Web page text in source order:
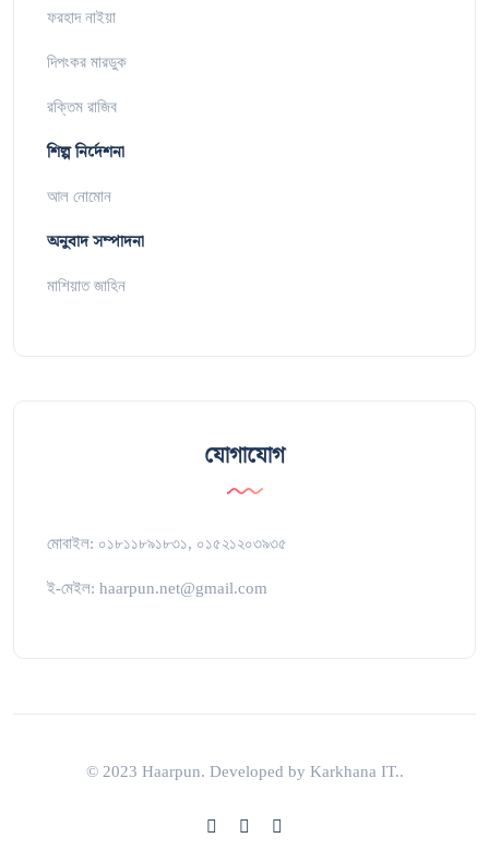
ফরহাদ নাইয়া
দিপংকর মারডুক
রক্তিম রাজিব
শিল্প নির্দেশনা
আল নোমোন
অনুবাদ সম্পাদনা
মাশিয়াত জাহিন
যোগাযোগ
মোবাইল: ০১৮১১৮৯১৮৩১, ০১৫২১২০৩৯৩৫
ই-মেইল: haarpun.net@gmail.com
© 2023 Haarpun. Developed by Karkhana IT..